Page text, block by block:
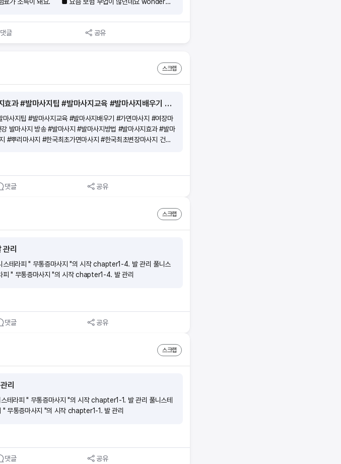
하면 출근 없이 앱 하나로 소득을 만들 수 있어요.(4)시작부터
전문지식이 향상되어 있어요. ■ 절차가 궁금해요 ■ 소득이 얼
축하금 최대 60만원을 받을 수 있어요 [예시] 보험료 10만원 ■
오’가 나오게 될 수 있으니 암기할 때 주의가 필요해요! √ 모의
보세요! ■ 시험신청 및 시험공부 꿀팁!1. wonder 앱에서 회원
. 2. 시험일 2~3주 전부터 동영상강의,모의고사, 요약정리를 반
도 좋아요! 시험안내 문자도 꼼꼼하게 읽어 보시고 준비물 챙겨
댓글 공유
스크랩
건강 발마사지 방송 #발마사지 #발마사지방법 #발마사지효과 #발마사지팁 #발마사지교육 #발마사지배우기 #가면마사지 #여장마사지 #뿌리마사지 #한국최초가면마사지 #한국최초변장마사지
사지팁 #발마사지교육 #발마사지배우기 #가면마사지 #여장마
발마사지 방송 #발마사지 #발마사지방법 #발마사지효과 #발마
#뿌리마사지 #한국최초가면마사지 #한국최초변장마사지 건강
사지 방송 #발마사지 #발마사지방법 #발마사지효과 #발마사지
댓글 공유
스크랩
리
테라피 " 무통증마사지 "의 시작 chapter1-4. 발 관리 풀니스
" 무통증마사지 "의 시작 chapter1-4. 발 관리
댓글 공유
스크랩
리
테라피 " 무통증마사지 "의 시작 chapter1-1. 발 관리 풀니스테
무통증마사지 "의 시작 chapter1-1. 발 관리
댓글 공유